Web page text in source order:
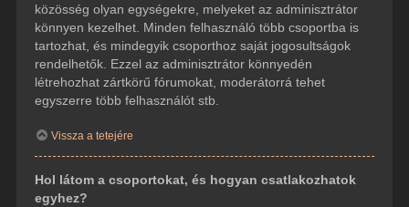
közösség olyan egységekre, melyeket az adminisztrátor
könnyen kezelhet. Minden felhasználó több csoportba is
tartozhat, és mindegyik csoporthoz saját jogosultságok
rendelhetők. Ezzel az adminisztrátor könnyedén
létrehozhat zártkörű fórumokat, moderátorrá tehet
egyszerre több felhasználót stb.
Vissza a tetejére
Hol látom a csoportokat, és hogyan csatlakozhatok
egyhez?